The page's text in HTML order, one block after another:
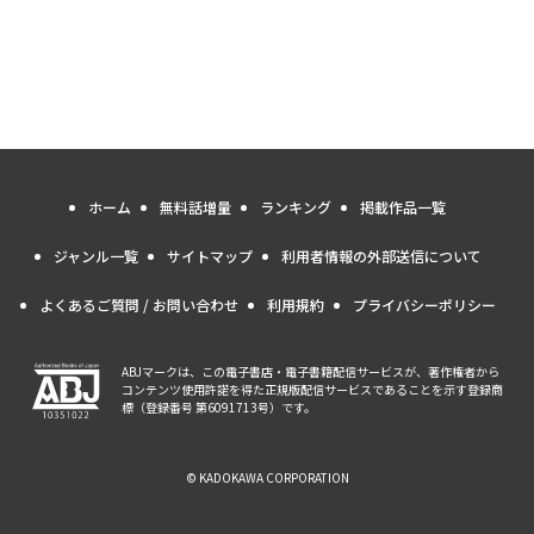
ホーム 無料話増量 ランキング 掲載作品一覧
ジャンル一覧 サイトマップ 利用者情報の外部送信について
よくあるご質問 / お問い合わせ 利用規約 プライバシーポリシー
ABJマークは、この電子書店・電子書籍配信サービスが、著作権者から
コンテンツ使用許諾を得た正規版配信サービスであることを示す登録商
標（登録番号 第6091713号）です。
© KADOKAWA CORPORATION